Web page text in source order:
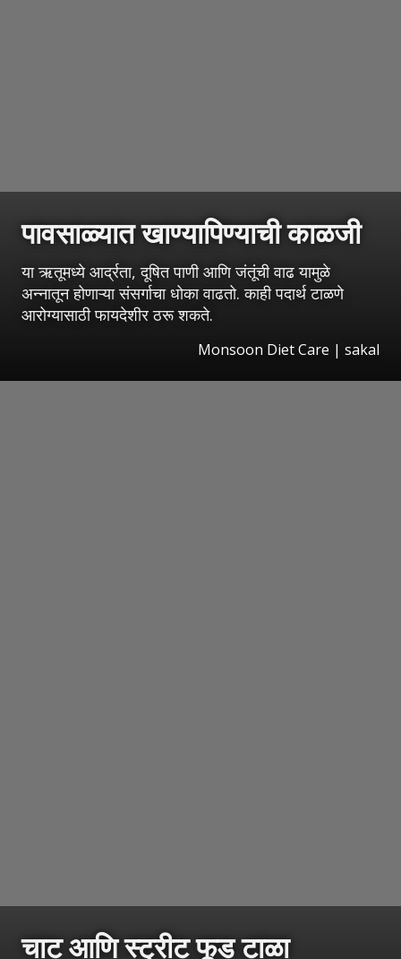
पावसाळ्यात खाण्यापिण्याची काळजी
या ऋतूमध्ये आर्द्रता, दूषित पाणी आणि जंतूंची वाढ यामुळे
अन्नातून होणाऱ्या संसर्गाचा धोका वाढतो. काही पदार्थ टाळणे
आरोग्यासाठी फायदेशीर ठरू शकते.
Monsoon Diet Care | sakal
चाट आणि स्ट्रीट फूड टाळा